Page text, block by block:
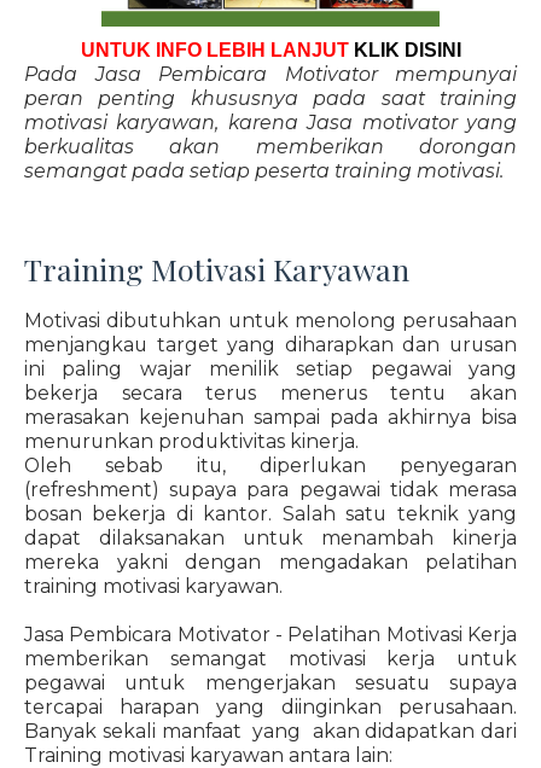
UNTUK INFO LEBIH LANJUT KLIK DISINI
Pada Jasa Pembicara Motivator mempunyai
peran penting khususnya pada saat training
motivasi karyawan, karena Jasa motivator yang
berkualitas akan memberikan dorongan
semangat pada setiap peserta training motivasi.
Training Motivasi Karyawan
Motivasi dibutuhkan untuk menolong perusahaan
menjangkau target yang diharapkan dan urusan
ini paling wajar menilik setiap pegawai yang
bekerja secara terus menerus tentu akan
merasakan kejenuhan sampai pada akhirnya bisa
menurunkan produktivitas kinerja.
Oleh sebab itu, diperlukan penyegaran
(refreshment) supaya para pegawai tidak merasa
bosan bekerja di kantor. Salah satu teknik yang
dapat dilaksanakan untuk menambah kinerja
mereka yakni dengan mengadakan pelatihan
training motivasi karyawan.
Jasa Pembicara Motivator - Pelatihan Motivasi Kerja
memberikan semangat motivasi kerja untuk
pegawai untuk mengerjakan sesuatu supaya
tercapai harapan yang diinginkan perusahaan.
Banyak sekali manfaat yang akan didapatkan dari
Training motivasi karyawan antara lain: